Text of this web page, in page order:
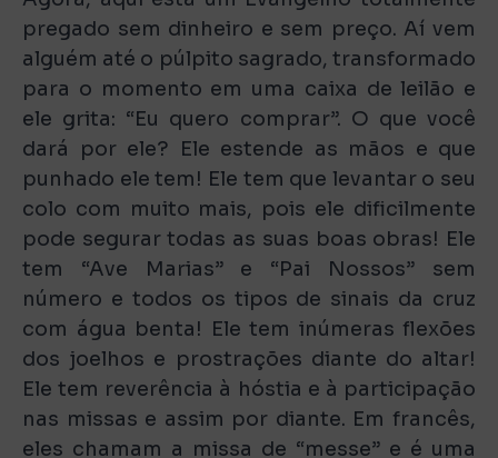
pregado sem dinheiro e sem preço. Aí vem
alguém até o púlpito sagrado, transformado
para o momento em uma caixa de leilão e
ele grita: “Eu quero comprar”. O que você
dará por ele? Ele estende as mãos e que
punhado ele tem! Ele tem que levantar o seu
colo com muito mais, pois ele dificilmente
pode segurar todas as suas boas obras! Ele
tem “Ave Marias” e “Pai Nossos” sem
número e todos os tipos de sinais da cruz
com água benta! Ele tem inúmeras flexões
dos joelhos e prostrações diante do altar!
Ele tem reverência à hóstia e à participação
nas missas e assim por diante. Em francês,
eles chamam a missa de “messe” e é uma